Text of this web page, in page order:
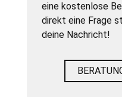
eine kostenlose
direkt eine Frage
deine Nachricht!